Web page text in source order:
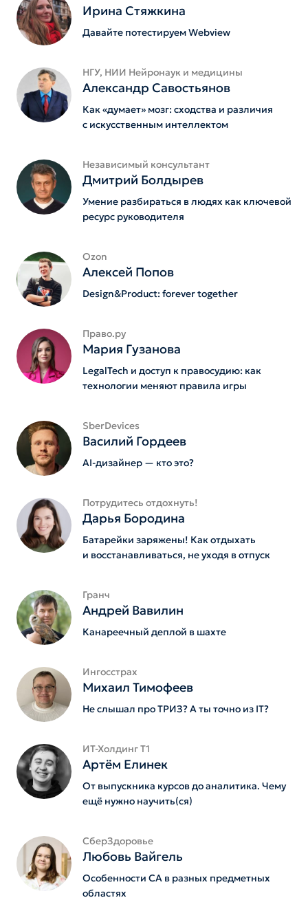
Ирина Стяжкина
Давайте потестируем Webview
НГУ, НИИ Нейронаук и медицины
Александр Савостьянов
Как «думает» мозг: сходства и различия
с искусственным интеллектом
Независимый консультант
Дмитрий Болдырев
Умение разбираться в людях как ключевой
ресурс руководителя
Ozon
Алексей Попов
Design&Product: forever together
Право.ру
Мария Гузанова
LegalTech и доступ к правосудию: как
технологии меняют правила игры
SberDevices
Василий Гордеев
AI-дизайнер — кто это?
Потрудитесь отдохнуть!
Дарья Бородина
Батарейки заряжены! Как отдыхать
и восстанавливаться, не уходя в отпуск
Гранч
Андрей Вавилин
Канареечный деплой в шахте
Ингосстрах
Михаил Тимофеев
Не слышал про ТРИЗ? А ты точно из IT?
ИТ-Холдинг Т1
Артём Елинек
От выпускника курсов до аналитика. Чему
ещё нужно научить(ся)
СберЗдоровье
Любовь Вайгель
Особенности СА в разных предметных
областях